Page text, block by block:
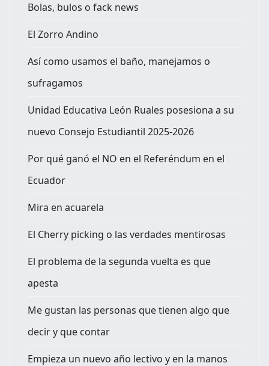
Bolas, bulos o fack news
El Zorro Andino
Así como usamos el baño, manejamos o
sufragamos
Unidad Educativa León Ruales posesiona a su
nuevo Consejo Estudiantil 2025-2026
Por qué ganó el NO en el Referéndum en el
Ecuador
Mira en acuarela
El Cherry picking o las verdades mentirosas
El problema de la segunda vuelta es que
apesta
Me gustan las personas que tienen algo que
decir y que contar
Empieza un nuevo año lectivo y en la manos